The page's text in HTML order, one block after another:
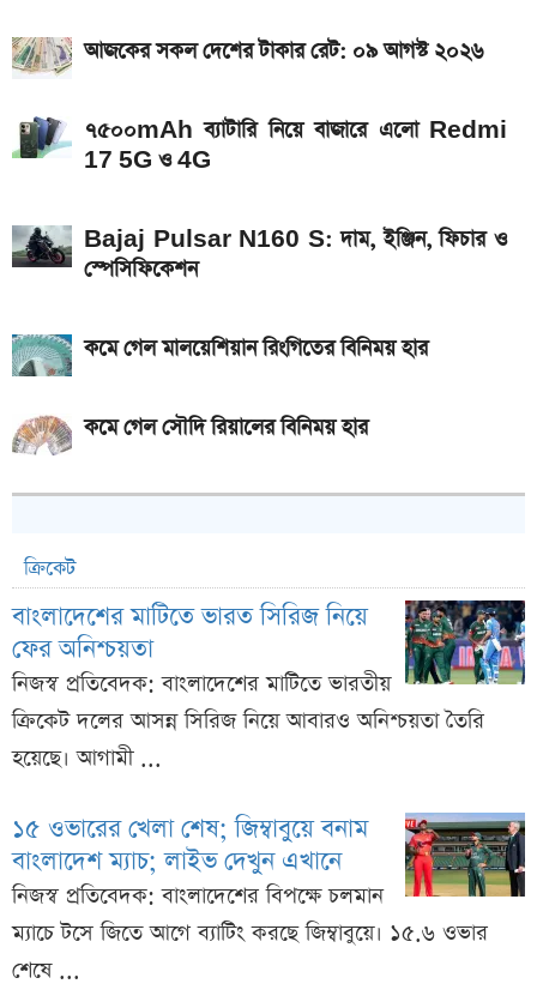
দাম
আজকের সকল দেশের টাকার রেট: ০৯ আগস্ট ২০২৬
৭৫০০mAh ব্যাটারি নিয়ে বাজারে এলো Redmi
17 5G ও 4G
Bajaj Pulsar N160 S: দাম, ইঞ্জিন, ফিচার ও
স্পেসিফিকেশন
কমে গেল মালয়েশিয়ান রিংগিতের বিনিময় হার
কমে গেল সৌদি রিয়ালের বিনিময় হার
ক্রিকেট
বাংলাদেশের মাটিতে ভারত সিরিজ নিয়ে
ফের অনিশ্চয়তা
নিজস্ব প্রতিবেদক: বাংলাদেশের মাটিতে ভারতীয়
ক্রিকেট দলের আসন্ন সিরিজ নিয়ে আবারও অনিশ্চয়তা তৈরি
হয়েছে। আগামী ...
১৫ ওভারের খেলা শেষ; জিম্বাবুয়ে বনাম
বাংলাদেশ ম্যাচ; লাইভ দেখুন এখানে
নিজস্ব প্রতিবেদক: বাংলাদেশের বিপক্ষে চলমান
ম্যাচে টসে জিতে আগে ব্যাটিং করছে জিম্বাবুয়ে। ১৫.৬ ওভার
শেষে ...